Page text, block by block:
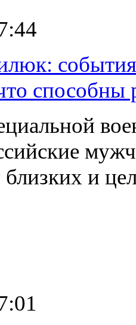
близких и